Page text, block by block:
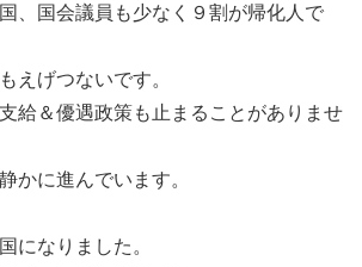
、国会議員も少なく９割が帰化人で
えげつないです。
給＆優遇政策も止まることがありませ
かに進んでいます。
になりました。